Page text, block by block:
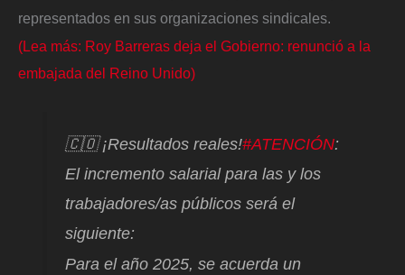
representados en sus organizaciones sindicales.
(Lea más: Roy Barreras deja el Gobierno: renunció a la
embajada del Reino Unido)
🇨🇴 ¡Resultados reales!#ATENCIÓN:
El incremento salarial para las y los
trabajadores/as públicos será el
siguiente:
Para el año 2025, se acuerda un